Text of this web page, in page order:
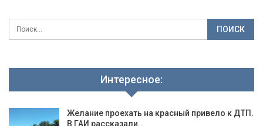
Интересное:
Желание проехать на красный привело к ДТП.
В ГАИ рассказали…